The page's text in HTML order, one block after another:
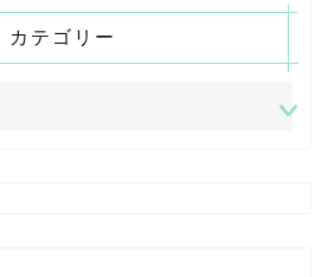
カテゴリー